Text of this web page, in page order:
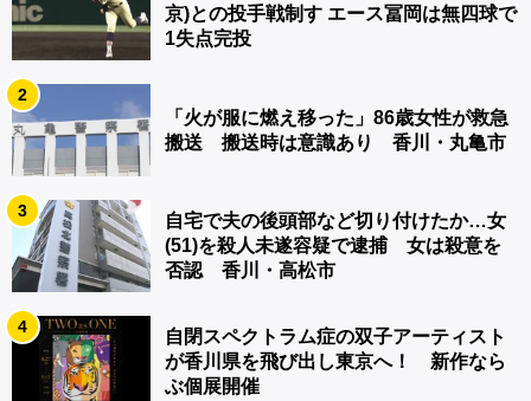
京)との投手戦制す エース冨岡は無四球で
1失点完投
2
「火が服に燃え移った」86歳女性が救急
搬送 搬送時は意識あり 香川・丸亀市
3
自宅で夫の後頭部など切り付けたか…女
(51)を殺人未遂容疑で逮捕 女は殺意を
否認 香川・高松市
4
自閉スペクトラム症の双子アーティスト
が香川県を飛び出し東京へ！ 新作なら
ぶ個展開催